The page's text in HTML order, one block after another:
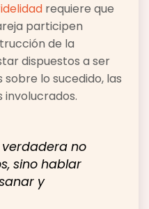
requiere que
participen
de la
dispuestos a ser
lo sucedido, las
involucrados.
no
sino hablar
y